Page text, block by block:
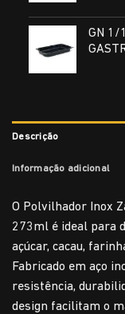
GN 1/
Descrição
Informação adicional
O Polvilhador Inox
273ml é ideal para
açúcar, cacau,
Fabricado em aço
resistência,
design facilitam o